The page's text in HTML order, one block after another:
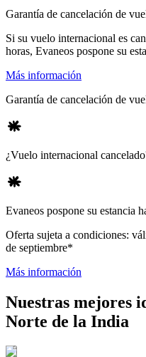
Garantía de cancelación de
Si su vuelo internacional es
horas, Evaneos pospone su
Más información
Garantía de cancelación de
¿Vuelo internacional
Evaneos pospone su estancia
Oferta sujeta a condiciones:
de septiembre*
Más información
Nuestras mejores
Norte de la India